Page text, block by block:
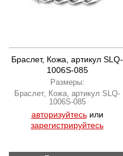
Браслет, Кожа, артикул SLQ-
1006S-085
Размеры:
Браслет, Кожа, артикул SLQ-
1006S-085
авторизуйтесьили
зарегистрируйтесь